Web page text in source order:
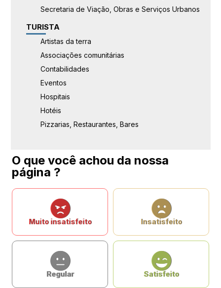
Secretaria de Viação, Obras e Serviços Urbanos
TURISTA
Artistas da terra
Associações comunitárias
Contabilidades
Eventos
Hospitais
Hotéis
Pizzarias, Restaurantes, Bares
O que você achou da nossa
página ?
Muito insatisfeito Insatisfeito
Regular Satisfeito